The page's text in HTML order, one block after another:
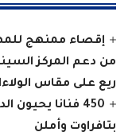
إقصاء ممنهج
من دعم المركز
ريع على مقاس
450 فنانا
بتافراوت وأملن